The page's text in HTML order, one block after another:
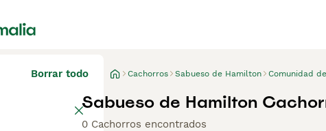
Borrar todo Cachorros Sabueso de Hamilton Comunidad
Sabueso de Hamilton
0 Cachorros encontrados